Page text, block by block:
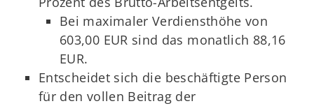
Bei maximaler Verdiensthöhe von
603,00 EUR sind das monatlich 88,16
EUR.
Entscheidet sich die beschäftigte Person
für den vollen Beitrag der